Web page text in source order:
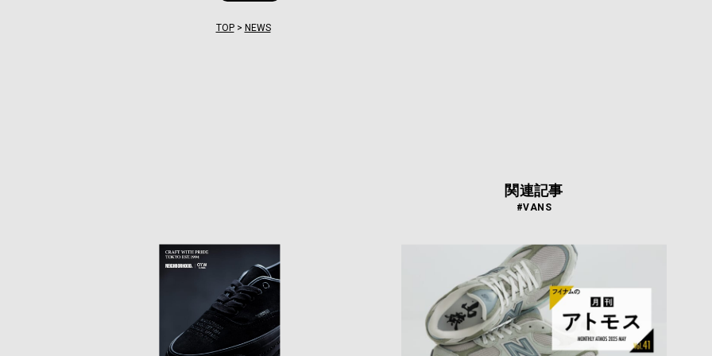
TOP> NEWS
関連記事
#VANS